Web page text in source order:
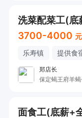
洗菜配菜工(
3700-4000
乐寿镇 提供食
郑店长
保定蝎王府羊
面食工(底薪+